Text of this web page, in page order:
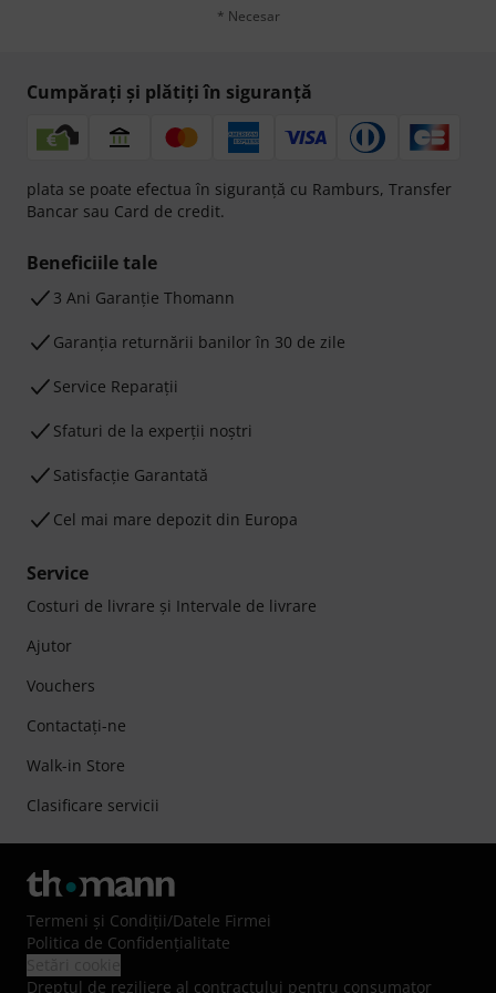
* Necesar
Cumpărați și plătiți în siguranță
plata se poate efectua în siguranță cu Ramburs, Transfer
Bancar sau Card de credit.
Beneficiile tale
3 Ani Garanție Thomann
Garanţia returnării banilor în 30 de zile
Service Reparații
Sfaturi de la experții noștri
Satisfacție Garantată
Cel mai mare depozit din Europa
Service
Costuri de livrare şi Intervale de livrare
Ajutor
Vouchers
Contactaţi-ne
Walk-in Store
Clasificare servicii
Termeni şi Condiţii/Datele Firmei
Politica de Confidenţialitate
Dreptul de reziliere al contractului pentru consumator